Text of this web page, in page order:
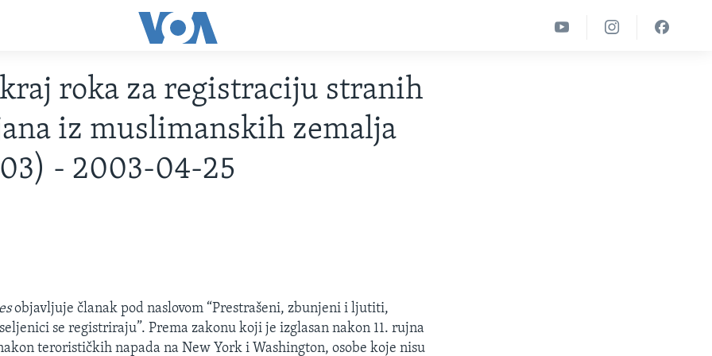
roka za registraciju stranih
iz muslimanskih zemalja
- 2003-04-25
objavljuje članak pod naslovom “Prestrašeni, zbunjeni i ljutiti,
se registriraju”. Prema zakonu koji je izglasan nakon 11. rujna
terorističkih napada na New York i Washington, osobe koje nisu